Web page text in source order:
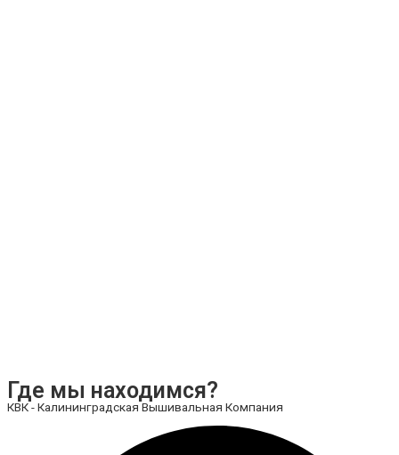
Где мы находимся?
КВК - Калининградская Вышивальная Компания